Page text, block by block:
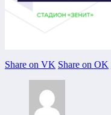
Share on VK Share on OK